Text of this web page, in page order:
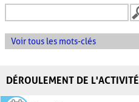
Voir tous les mots-clés
DÉROULEMENT DE L'ACTIVITÉ